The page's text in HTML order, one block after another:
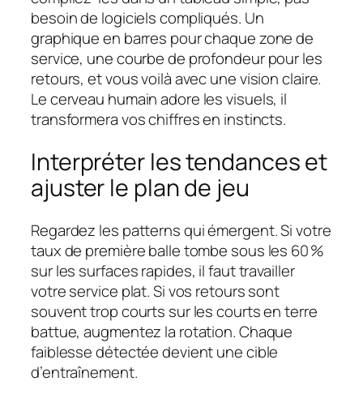
besoin de logiciels compliqués. Un
graphique en barres pour chaque zone de
service, une courbe de profondeur pour les
retours, et vous voilà avec une vision claire.
Le cerveau humain adore les visuels, il
transformera vos chiffres en instincts.
Interpréter les tendances et
ajuster le plan de jeu
Regardez les patterns qui émergent. Si votre
taux de première balle tombe sous les 60 %
sur les surfaces rapides, il faut travailler
votre service plat. Si vos retours sont
souvent trop courts sur les courts en terre
battue, augmentez la rotation. Chaque
faiblesse détectée devient une cible
d’entraînement.